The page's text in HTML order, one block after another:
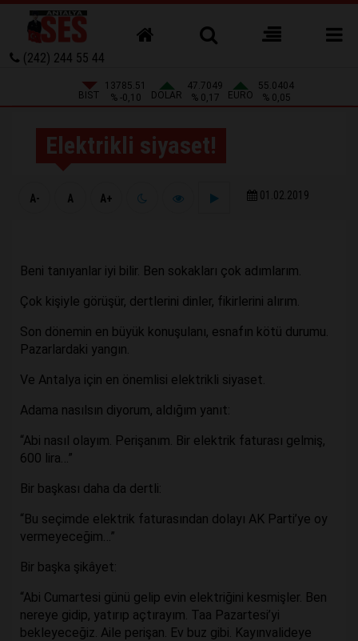
(242) 244 55 44
BIST
13785.51
% -0,10
DOLAR
47.7049
% 0,17
EURO
55.0404
% 0,05
Elektrikli siyaset!
A- A A+ 01.02.2019
Beni tanıyanlar iyi bilir. Ben sokakları çok adımlarım.
Çok kişiyle görüşür, dertlerini dinler, fikirlerini alırım.
Son dönemin en büyük konuşulanı, esnafın kötü durumu.
Pazarlardaki yangın.
Ve Antalya için en önemlisi elektrikli siyaset.
Adama nasılsın diyorum, aldığım yanıt:
“Abi nasıl olayım. Perişanım. Bir elektrik faturası gelmiş,
600 lira…”
Bir başkası daha da dertli:
“Bu seçimde elektrik faturasından dolayı AK Parti’ye oy
vermeyeceğim…”
Bir başka şikâyet:
“Abi Cumartesi günü gelip evin elektriğini kesmişler. Ben
nereye gidip, yatırıp açtırayım. Taa Pazartesi’yi
bekleyeceğiz. Aile perişan. Ev buz gibi. Kayınvalideye